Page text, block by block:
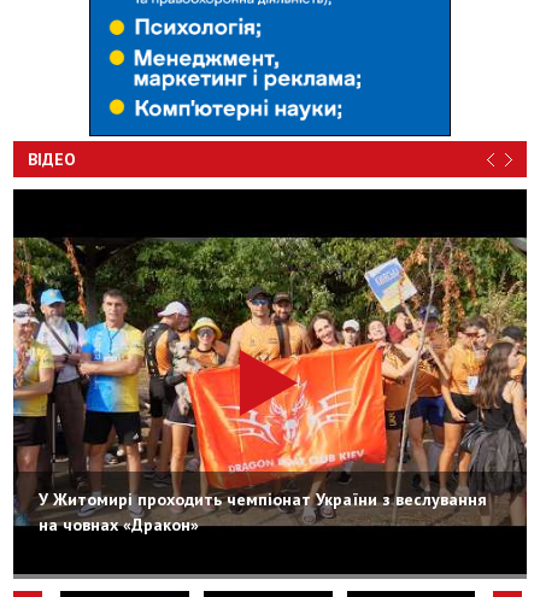
ВІДЕО
У Житомирі проходить чемпіонат України з веслування
на човнах «Дракон»